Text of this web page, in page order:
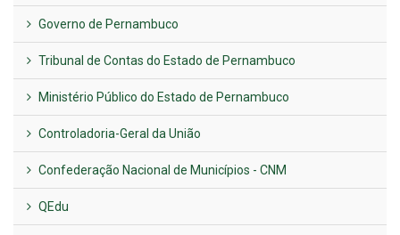
Governo de Pernambuco
Tribunal de Contas do Estado de Pernambuco
Ministério Público do Estado de Pernambuco
Controladoria-Geral da União
Confederação Nacional de Municípios - CNM
QEdu